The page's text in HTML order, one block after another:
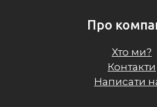
Про
Хто ми?
Контакти
Написати